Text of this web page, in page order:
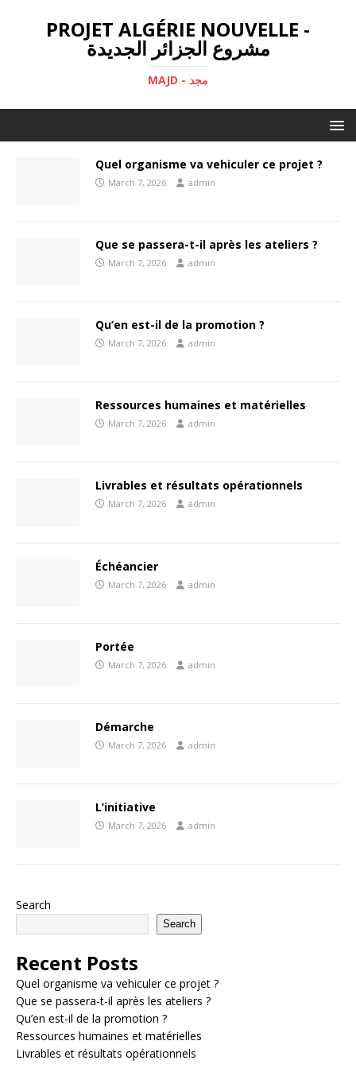
PROJET ALGÉRIE NOUVELLE -
مشروع الجزائر الجديدة
MAJD - مجد
Quel organisme va vehiculer ce projet ?
March 7, 2026 admin
Que se passera-t-il après les ateliers ?
March 7, 2026 admin
Qu’en est-il de la promotion ?
March 7, 2026 admin
Ressources humaines et matérielles
March 7, 2026 admin
Livrables et résultats opérationnels
March 7, 2026 admin
Échéancier
March 7, 2026 admin
Portée
March 7, 2026 admin
Démarche
March 7, 2026 admin
L’initiative
March 7, 2026 admin
Search
Search
Recent Posts
Quel organisme va vehiculer ce projet ?
Que se passera-t-il après les ateliers ?
Qu’en est-il de la promotion ?
Ressources humaines et matérielles
Livrables et résultats opérationnels